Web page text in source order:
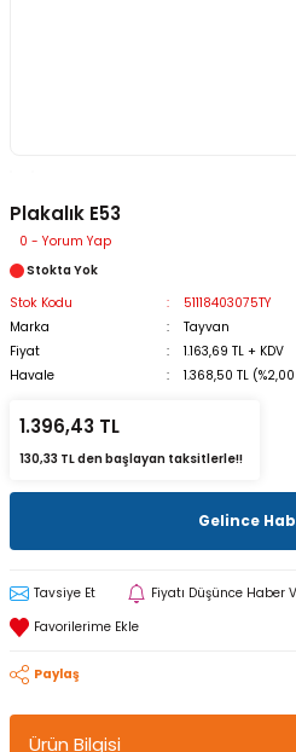
Plakalık E53
0 - Yorum Yap
Stokta Yok
Stok Kodu
51118403075TY
Marka
Tayvan
Fiyat
1.163,69 TL + KDV
Havale
1.368,50 TL
1.396,43 TL
130,33 TL den başlayan taksitlerle!!
Gelince
Tavsiye Et Fiyatı Düşünce Haber
Paylaş
Ürün Bilgisi